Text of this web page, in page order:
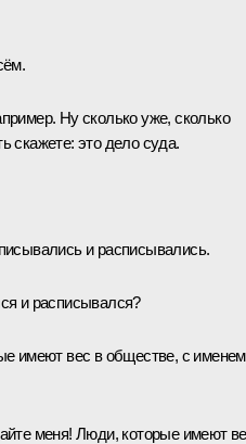
Ну сколько уже, сколько
скажете: это дело суда.
и расписывались.
и расписывался?
имеют вес в обществе, с
меня! Люди, которые имеют